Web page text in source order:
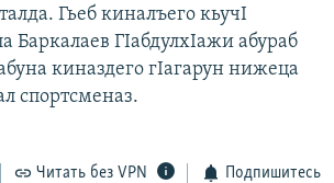
Гьеб киналъего кьучI
Баркалаев ГIабдулхIажи абураб
киназдего гIагарун нижеца
спортсменаз.
Читать без VPN Подпишитесь